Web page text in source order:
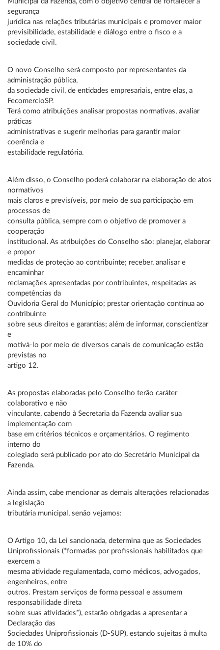
segurança
jurídica nas relações tributárias municipais e promover maior
previsibilidade, estabilidade e diálogo entre o fisco e a
sociedade civil.
O novo Conselho será composto por representantes da
administração pública,
da sociedade civil, de entidades empresariais, entre elas, a
FecomercioSP.
Terá como atribuições analisar propostas normativas, avaliar
práticas
administrativas e sugerir melhorias para garantir maior
coerência e
estabilidade regulatória.
Além disso, o Conselho poderá colaborar na elaboração de atos
normativos
mais claros e previsíveis, por meio de sua participação em
processos de
consulta pública, sempre com o objetivo de promover a
cooperação
institucional. As atribuições do Conselho são: planejar, elaborar
e propor
medidas de proteção ao contribuinte; receber, analisar e
encaminhar
reclamações apresentadas por contribuintes, respeitadas as
competências da
Ouvidoria Geral do Município; prestar orientação contínua ao
contribuinte
sobre seus direitos e garantias; além de informar, conscientizar
e
motivá-lo por meio de diversos canais de comunicação estão
previstas no
artigo 12.
As propostas elaboradas pelo Conselho terão caráter
colaborativo e não
vinculante, cabendo à Secretaria da Fazenda avaliar sua
implementação com
base em critérios técnicos e orçamentários. O regimento
interno do
colegiado será publicado por ato do Secretário Municipal da
Fazenda.
Ainda assim, cabe mencionar as demais alterações relacionadas
a legislação
tributária municipal, senão vejamos:
O Artigo 10, da Lei sancionada, determina que as Sociedades
Uniprofissionais (*formadas por profissionais habilitados que
exercem a
mesma atividade regulamentada, como médicos, advogados,
engenheiros, entre
outros. Prestam serviços de forma pessoal e assumem
responsabilidade direta
sobre suas atividades*), estarão obrigadas a apresentar a
Declaração das
Sociedades Uniprofissionais (D-SUP), estando sujeitas à multa
de 10% do